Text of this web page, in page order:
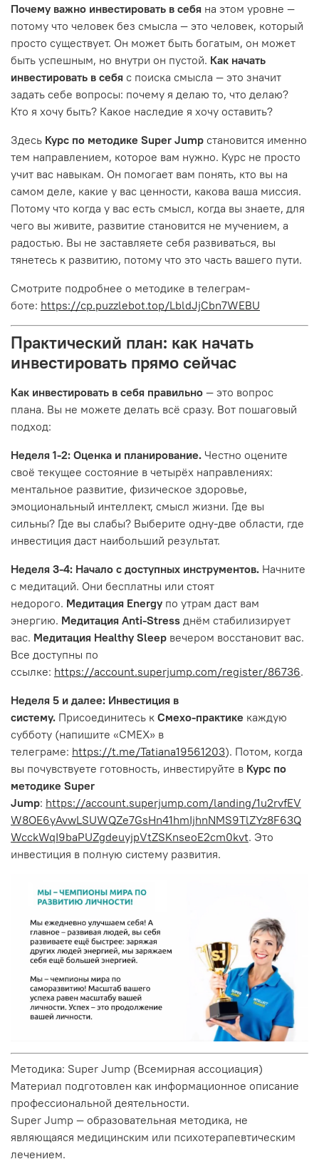
Почему важно инвестировать в себя на этом уровне —
потому что человек без смысла — это человек, который
просто существует. Он может быть богатым, он может
быть успешным, но внутри он пустой. Как начать
инвестировать в себя с поиска смысла — это значит
задать себе вопросы: почему я делаю то, что делаю?
Кто я хочу быть? Какое наследие я хочу оставить?
Здесь Курс по методике Super Jump становится именно
тем направлением, которое вам нужно. Курс не просто
учит вас навыкам. Он помогает вам понять, кто вы на
самом деле, какие у вас ценности, какова ваша миссия.
Потому что когда у вас есть смысл, когда вы знаете, для
чего вы живите, развитие становится не мучением, а
радостью. Вы не заставляете себя развиваться, вы
тянетесь к развитию, потому что это часть вашего пути.
Смотрите подробнее о методике в телеграм-
боте: https://cp.puzzlebot.top/LbldJjCbn7WEBU
Практический план: как начать
инвестировать прямо сейчас
Как инвестировать в себя правильно — это вопрос
плана. Вы не можете делать всё сразу. Вот пошаговый
подход:
Неделя 1-2: Оценка и планирование. Честно оцените
своё текущее состояние в четырёх направлениях:
ментальное развитие, физическое здоровье,
эмоциональный интеллект, смысл жизни. Где вы
сильны? Где вы слабы? Выберите одну-две области, где
инвестиция даст наибольший результат.
Неделя 3-4: Начало с доступных инструментов. Начните
с медитаций. Они бесплатны или стоят
недорого. Медитация Energy по утрам даст вам
энергию. Медитация Anti-Stress днём стабилизирует
вас. Медитация Healthy Sleep вечером восстановит вас.
Все доступны по
ссылке: https://account.superjump.com/register/86736.
Неделя 5 и далее: Инвестиция в
систему. Присоединитесь к Смехо-практике каждую
субботу (напишите «СМЕХ» в
телеграме: https://t.me/Tatiana19561203). Потом, когда
вы почувствуете готовность, инвестируйте в Курс по
методике Super
Jump: https://account.superjump.com/landing/1u2rvfEV
W8OE6yAvwLSUWQZe7GsHn41hmIjhnNMS9TlZYz8F63Q
WcckWqI9baPUZgdeuyjpVtZSKnseoE2cm0kvt. Это
инвестиция в полную систему развития.
Методика: Super Jump (Всемирная ассоциация)
Материал подготовлен как информационное описание
профессиональной деятельности.
Super Jump — образовательная методика, не
являющаяся медицинским или психотерапевтическим
лечением.